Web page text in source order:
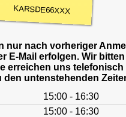
KARSDE66XXX
nur nach vorheriger
E-Mail erfolgen. Wir
erreichen uns telefonisch
den untenstehenden
15:00 - 16:30
15:00 - 16:30